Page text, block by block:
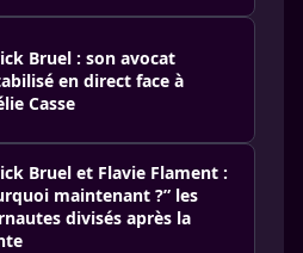
Bruel : son avocat
en direct face à
Casse
Bruel et Flavie Flament :
maintenant ?” les
divisés après la